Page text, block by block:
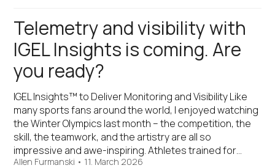
Telemetry and visibility with
IGEL Insights is coming. Are
you ready?
IGEL Insights™ to Deliver Monitoring and Visibility Like
many sports fans around the world, I enjoyed watching
the Winter Olympics last month – the competition, the
skill, the teamwork, and the artistry are all so
impressive and awe-inspiring. Athletes trained for…
Allen Furmanski • 11. March 2026